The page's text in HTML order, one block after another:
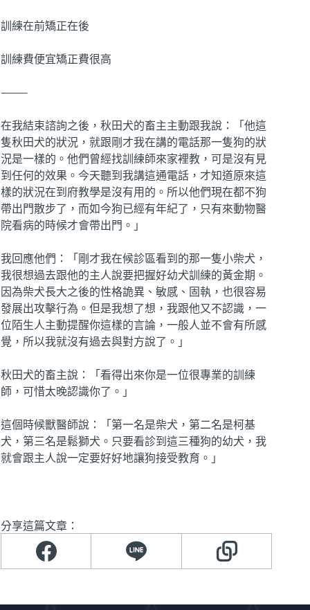
訓練在前矯正在後
訓練費便宜矯正費很高
⸻
在我結束諮詢之後，秋田犬的畜主主動跟我說：「他這
隻秋田犬的狀況，就跟剛才我在講的電話那一隻狗的狀
況是一樣的。他們曾經找訓練師來家裡教，可是沒有見
到任何的效果。今天聽到我講這通電話，才知道原來這
樣的狀況在到府教學是沒有用的。所以他們現在都不狗
帶出門散步了，而如今狗已經有年紀了，只有來動物醫
院看病的時候才會帶出門。」
我回應他們：「剛才我在候診區看到的那一隻小柴犬，
我很想過去跟他的主人說要把握好幼犬訓練的黃金期。
因為柴犬長大之後的性格詭異、敏感、固執，也很容易
發展出攻擊行為。但是我想了想，我跟他又不認識，一
位陌生人主動提醒你這樣的言論，一般人並不會有所感
覺，所以我就沒有過去與對方說了。」
秋田犬的畜主說：「看得出來你是一位很專業的訓練
師，可惜太晚認識你了。」
這個時候獸醫師說：「第一名是柴犬，第二名是柯基
犬，第三名是鬆獅犬。只要看診到這三種狗的幼犬，我
就會跟主人說一定要好好地讓狗接受教育。」
分享這篇文章：